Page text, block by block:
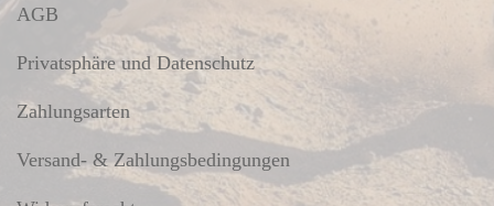
AGB
Privatsphäre und Datenschutz
Zahlungsarten
Versand- & Zahlungsbedingungen